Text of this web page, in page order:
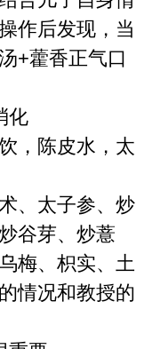
作后发现，当
+藿香正气口
化
，陈皮水，太
、太子参、炒
谷芽、炒薏
梅、枳实、土
情况和教授的